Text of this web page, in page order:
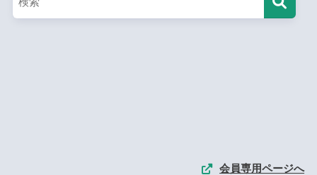
会員専用ページへ